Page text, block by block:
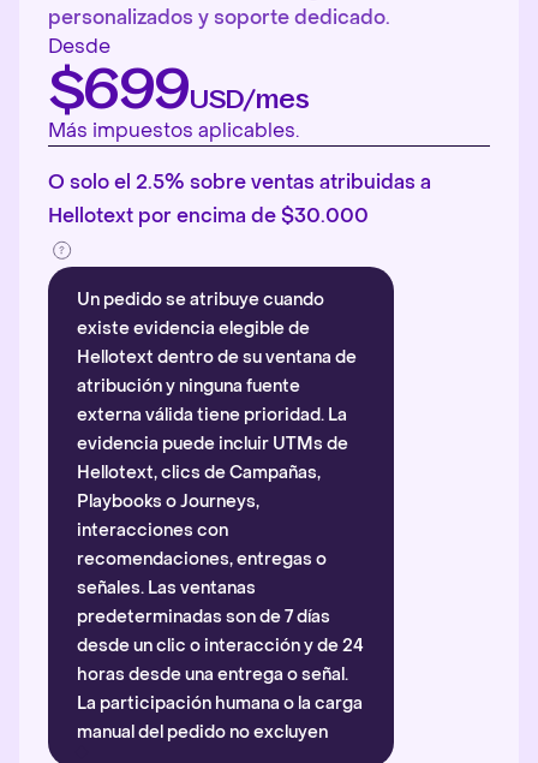
personalizados y soporte dedicado.
Desde
$699USD/mes
Más impuestos aplicables.
O solo el 2.5% sobre ventas atribuidas a
Hellotext por encima de $30.000
Un pedido se atribuye cuando
existe evidencia elegible de
Hellotext dentro de su ventana de
atribución y ninguna fuente
externa válida tiene prioridad. La
evidencia puede incluir UTMs de
Hellotext, clics de Campañas,
Playbooks o Journeys,
interacciones con
recomendaciones, entregas o
señales. Las ventanas
predeterminadas son de 7 días
desde un clic o interacción y de 24
horas desde una entrega o señal.
La participación humana o la carga
manual del pedido no excluyen